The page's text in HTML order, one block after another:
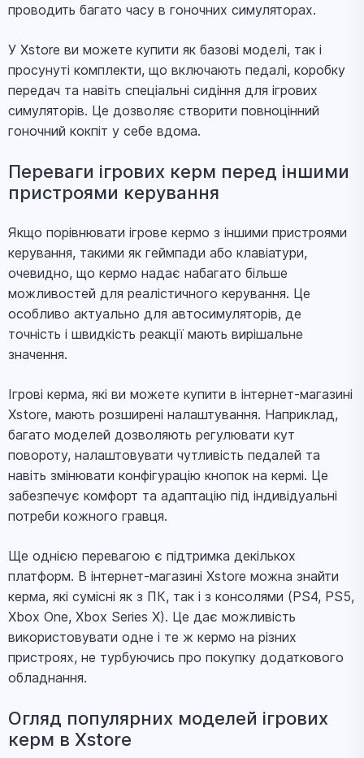
проводить багато часу в гоночних симуляторах.
У Xstore ви можете купити як базові моделі, так і
просунуті комплекти, що включають педалі, коробку
передач та навіть спеціальні сидіння для ігрових
симуляторів. Це дозволяє створити повноцінний
гоночний кокпіт у себе вдома.
Переваги ігрових керм перед іншими
пристроями керування
Якщо порівнювати ігрове кермо з іншими пристроями
керування, такими як геймпади або клавіатури,
очевидно, що кермо надає набагато більше
можливостей для реалістичного керування. Це
особливо актуально для автосимуляторів, де
точність і швидкість реакції мають вирішальне
значення.
Ігрові керма, які ви можете купити в інтернет-магазині
Xstore, мають розширені налаштування. Наприклад,
багато моделей дозволяють регулювати кут
повороту, налаштовувати чутливість педалей та
навіть змінювати конфігурацію кнопок на кермі. Це
забезпечує комфорт та адаптацію під індивідуальні
потреби кожного гравця.
Ще однією перевагою є підтримка декількох
платформ. В інтернет-магазині Xstore можна знайти
керма, які сумісні як з ПК, так і з консолями (PS4, PS5,
Xbox One, Xbox Series X). Це дає можливість
використовувати одне і те ж кермо на різних
пристроях, не турбуючись про покупку додаткового
обладнання.
Огляд популярних моделей ігрових
керм в Xstore